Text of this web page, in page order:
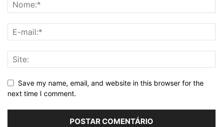
Save my name, email, and website in this browser for the
next time I comment.